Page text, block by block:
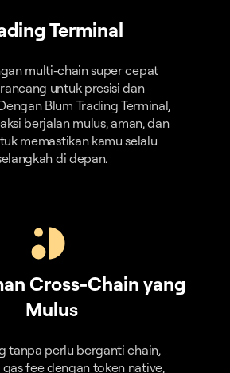
Terminal
multi-chain super cepat
untuk presisi dan
Blum Trading Terminal,
berjalan mulus, aman, dan
memastikan kamu selalu
di depan.
Cross-Chain yang
Mulus
tanpa perlu berganti chain,
fee dengan token native,